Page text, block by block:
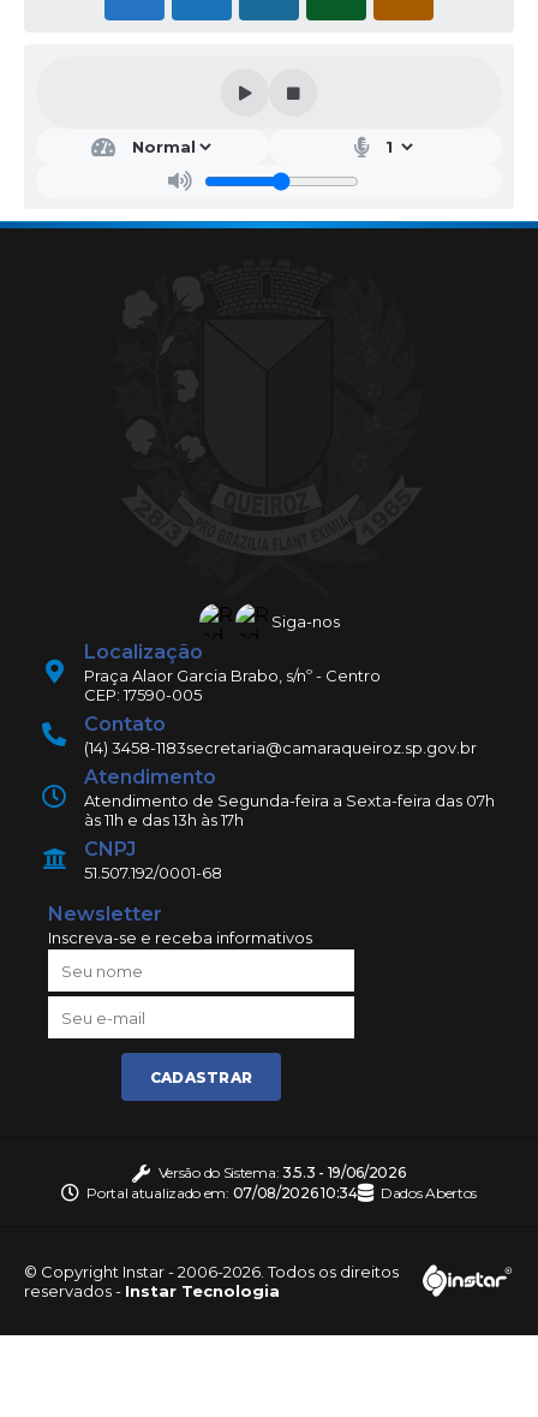
Siga-nos
Localização
Praça Alaor Garcia Brabo, s/nº - Centro
CEP: 17590-005
Contato
(14) 3458-1183secretaria@camaraqueiroz.sp.gov.br
Atendimento
Atendimento de Segunda-feira a Sexta-feira das 07h
às 11h e das 13h às 17h
CNPJ
51.507.192/0001-68
Newsletter
Inscreva-se e receba informativos
CADASTRAR
Versão do Sistema: 3.5.3 - 19/06/2026
Portal atualizado em: 07/08/2026 10:34 Dados Abertos
© Copyright Instar - 2006-2026. Todos os direitos
reservados - Instar Tecnologia